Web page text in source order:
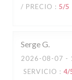
/ PRECIO : 5/5
SergeG
2026-08-07 -
SERVICIO : 4/